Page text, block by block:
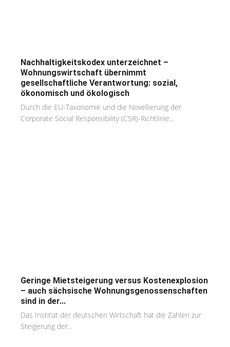
Nachhaltigkeitskodex unterzeichnet –
Wohnungswirtschaft übernimmt
gesellschaftliche Verantwortung: sozial,
ökonomisch und ökologisch
Durch die EU-Taxonomie und die Novellierung der
Corporate Social Responsibility (CSR)-Richtlinie...
Geringe Mietsteigerung versus Kostenexplosion
– auch sächsische Wohnungsgenossenschaften
sind in der...
Das Institut der deutschen Wirtschaft hat die Zahlen zur
Steigerung der...